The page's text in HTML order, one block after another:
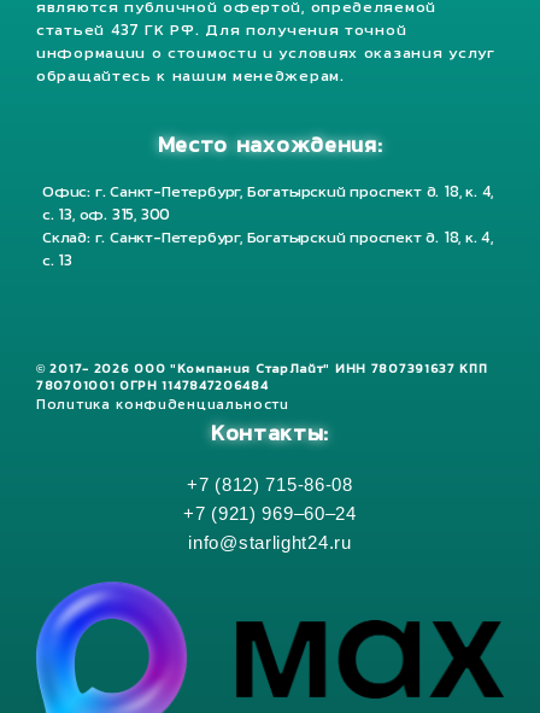
являются публичной офертой, определяемой
статьей 437 ГК РФ. Для получения точной
информации о стоимости и условиях оказания услуг
обращайтесь к нашим менеджерам.
Место нахождения:
Офис: г. Санкт-Петербург, Богатырский проспект д. 18, к. 4,
с. 13, оф. 315, 300
Склад: г. Санкт-Петербург, Богатырский проспект д. 18, к. 4,
с. 13
© 2017- 2026 ООО "Компания СтарЛайт" ИНН 7807391637 КПП
780701001 ОГРН 1147847206484
Политика конфиденциальности
Контакты:
+7 (812) 715-86-08
+7 (921) 969–60–24
info@starlight24.ru